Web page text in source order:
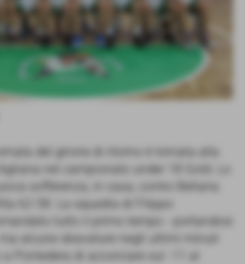
del girone di ritorno è tornata alla
nel campionato under 18 Gold. Lo
sofferenza, in casa, contro Bellaria
62-58. La squadra di Filippo
tutto il primo tempo - portandosi
ma alcune sbavature negli ultimi minuti
a Pontedera di accorciare sul -11 al